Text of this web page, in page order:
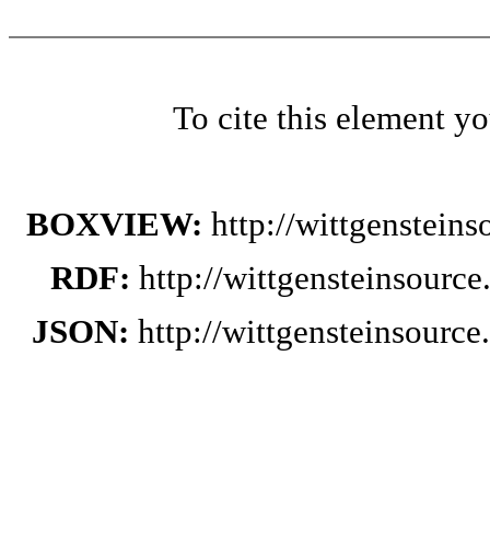
To cite this element
BOXVIEW: http://
RDF: http://
JSON: http://